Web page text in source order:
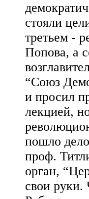
стояли
третьем -
Попова, а
“Союз
и просил
лекцией,
пошло
проф.
орган,
свои руки.